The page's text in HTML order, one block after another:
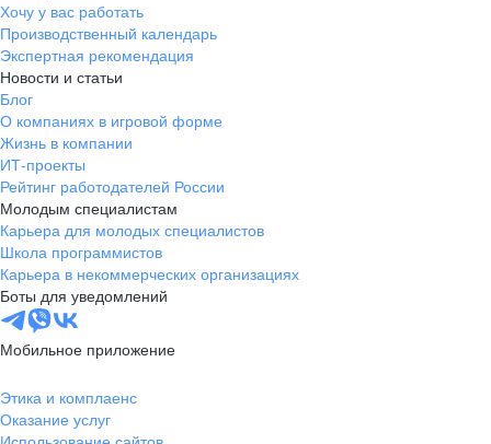
Хочу у вас работать
Производственный календарь
Экспертная рекомендация
Новости и статьи
Блог
О компаниях в игровой форме
Жизнь в компании
ИТ-проекты
Рейтинг работодателей России
Молодым специалистам
Карьера для молодых специалистов
Школа программистов
Карьера в некоммерческих организациях
Боты для уведомлений
Мобильное приложение
Этика и комплаенс
Оказание услуг